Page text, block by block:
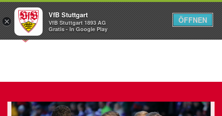
Menü
×
VfB Stuttgart
VfB Stuttgart 1893 AG
Gratis - In Google Play
ÖFFNEN